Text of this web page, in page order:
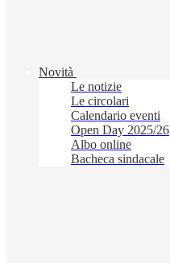
Novità
Le notizie
Le circolari
Calendario eventi
Open Day 2025/26
Albo online
Bacheca sindacale